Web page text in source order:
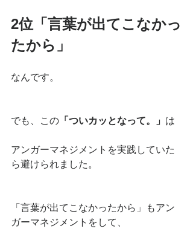
2位「言葉が出てこなかっ
たから」
なんです。
でも、この 「ついカッとなって。」 は
アンガーマネジメントを実践していた
ら避けられました。
「言葉が出てこなかったから」もアン
ガーマネジメントをして、